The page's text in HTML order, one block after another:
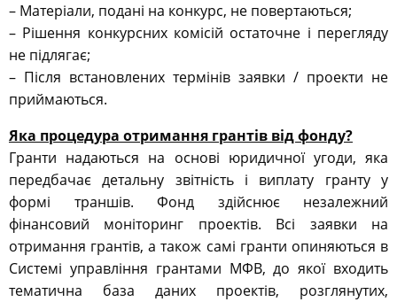
– Матеріали, подані на конкурс, не повертаються;
– Рішення конкурсних комісій остаточне і перегляду
не підлягає;
– Після встановлених термінів заявки / проекти не
приймаються.
Яка процедура отримання грантів від фонду?
Гранти надаються на основі юридичної угоди, яка
передбачає детальну звітність і виплату гранту у
формі траншів. Фонд здійснює незалежний
фінансовий моніторинг проектів. Всі заявки на
отримання грантів, а також самі гранти опиняються в
Системі управління грантами МФВ, до якої входить
тематична база даних проектів, розглянутих,